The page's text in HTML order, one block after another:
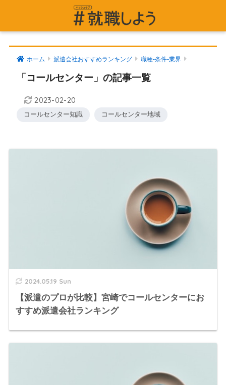
ホーム 派遣会社おすすめランキング 職種-条件-業界
「コールセンター」の記事一覧
2023-02-20
コールセンター知識 コールセンター地域
2024.05.19 Sun
【派遣のプロが比較】宮崎でコールセンターにお
すすめ派遣会社ランキング